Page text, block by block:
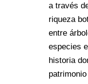
a través
riqueza
entre
especies
historia